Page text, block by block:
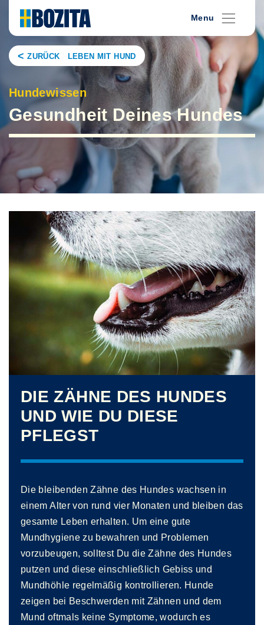
content
Menu
ZURÜCK LEBEN MIT HUND
Hundewissen
Gesundheit Deines Hundes
DIE ZÄHNE DES HUNDES
UND WIE DU DIESE
PFLEGST
Die bleibenden Zähne des Hundes wachsen in
einem Alter von rund vier Monaten und bleiben das
gesamte Leben erhalten. Um eine gute
Mundhygiene zu bewahren und Problemen
vorzubeugen, solltest Du die Zähne des Hundes
putzen und diese einschließlich Gebiss und
Mundhöhle regelmäßig kontrollieren. Hunde
zeigen bei Beschwerden mit Zähnen und dem
Mund oftmals keine Symptome, wodurch es